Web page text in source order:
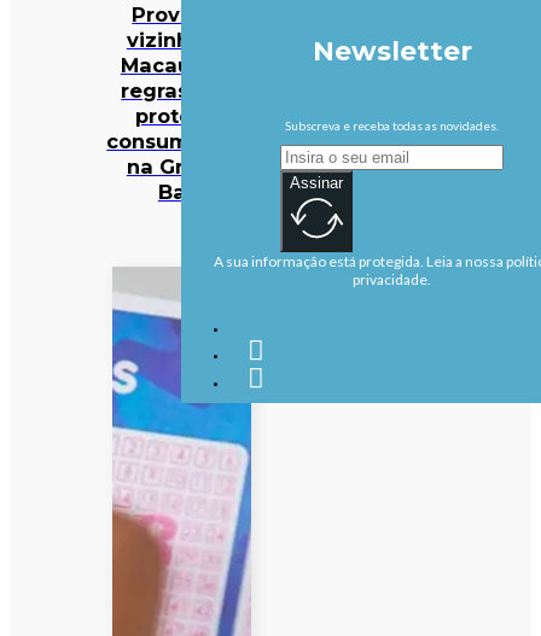
Província
vizinha de
Macau com
regras para
proteger
consumidores
na Grande
Baía
Newsletter
Subscreva e receba todas as novidades.
Assinar
A sua informação está protegida. Leia a nossa
privacidade.